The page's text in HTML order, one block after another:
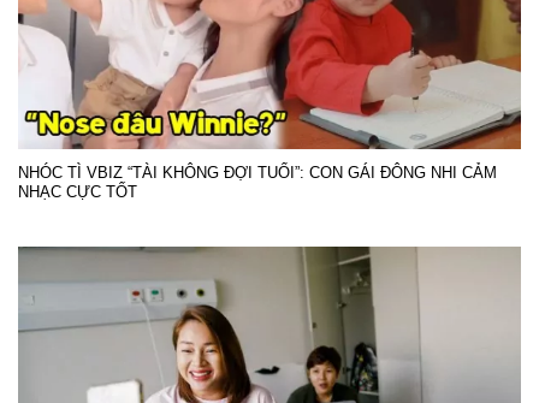
NHÓC TÌ VBIZ “TÀI KHÔNG ĐỢI TUỔI”: CON GÁI ĐÔNG NHI CẢM
NHẠC CỰC TỐT